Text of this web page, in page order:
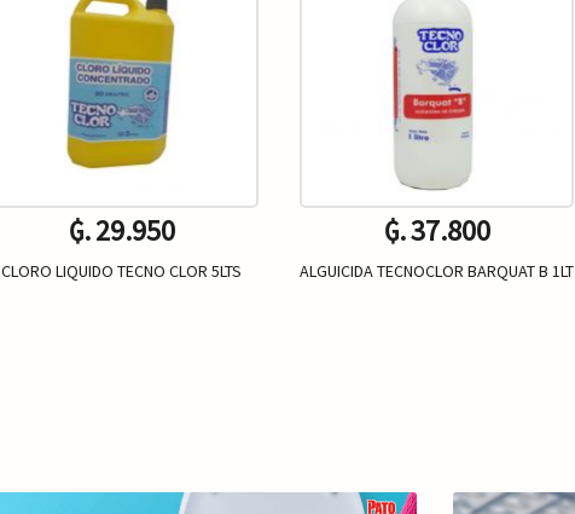
₲. 29.950
CLORO LIQUIDO TECNO CLOR 5LTS
₲. 37.800
ALGUICIDA TECNOCLOR BARQUAT B 1LT